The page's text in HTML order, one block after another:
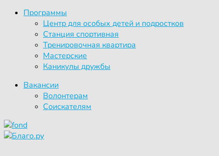
Программы
Центр для особых детей и подростков
Станция спортивная
Тренировочная квартира
Мастерские
Каникулы дружбы
Вакансии
Волонтерам
Соискателям